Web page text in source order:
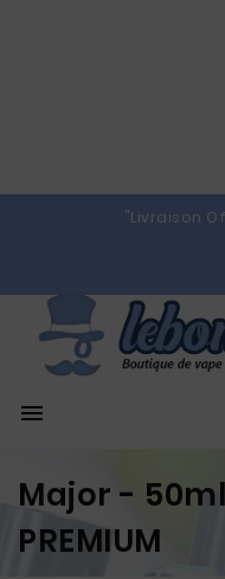
"Livraison

Major - 50ml
PREMIUM